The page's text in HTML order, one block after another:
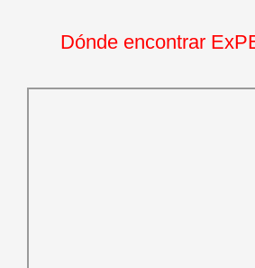
Dónde encontrar